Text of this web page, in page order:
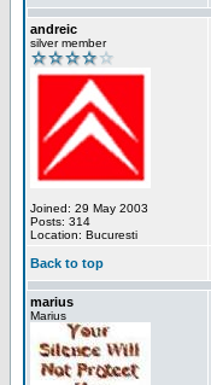
andreic
silver member
Joined: 29 May 2003
Posts: 314
Location: Bucuresti
Back to top
marius
Marius